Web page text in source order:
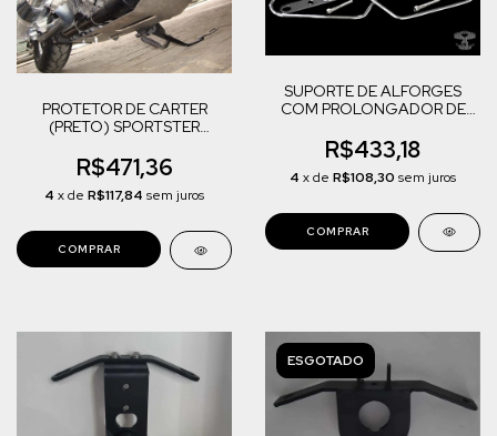
PROTETOR DE CARTER
(PRETO) SPORTSTER
R$471,36
4 x de R$117,84 sem juros
SUPORTE DE ALFORGES
COM PROLONGADOR DE
R$433,18
4 x de R$108,30 sem juros
ESGOTADO